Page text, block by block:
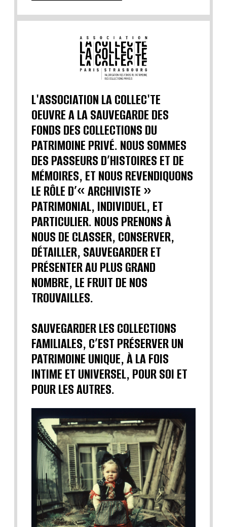
L'ASSOCIATION LA COLLEC'TE
OEUVRE A LA SAUVEGARDE DES
FONDS DES COLLECTIONS DU
PATRIMOINE PRIVÉ. NOUS SOMMES
DES PASSEURS D’HISTOIRES ET DE
MÉMOIRES, ET NOUS REVENDIQUONS
LE RÔLE D’« ARCHIVISTE »
PATRIMONIAL, INDIVIDUEL, ET
PARTICULIER. NOUS PRENONS À
NOUS DE CLASSER, CONSERVER,
DÉTAILLER, SAUVEGARDER ET
PRÉSENTER AU PLUS GRAND
NOMBRE, LE FRUIT DE NOS
TROUVAILLES.
SAUVEGARDER LES COLLECTIONS
FAMILIALES, C’EST PRÉSERVER UN
PATRIMOINE UNIQUE, À LA FOIS
INTIME ET UNIVERSEL, POUR SOI ET
POUR LES AUTRES.